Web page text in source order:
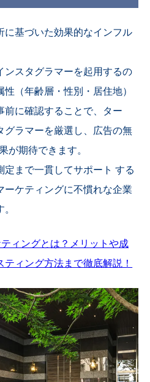
に基づいた効果的なインフル
スタグラマーを起用するの
（年齢層・性別・居住地）
に確認することで、ター
ラマーを厳選し、広告の無
が期待できます。
定まで一貫してサポート する
ケティングに不慣れな企業
ィングとは？メリットや成
ィング方法まで徹底解説！